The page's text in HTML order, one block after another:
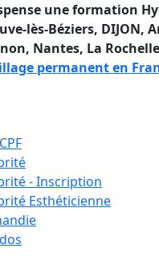
une formation
lès-Béziers, DIJON,
Nantes, La
permanent en
- Inscription
Esthéticienne